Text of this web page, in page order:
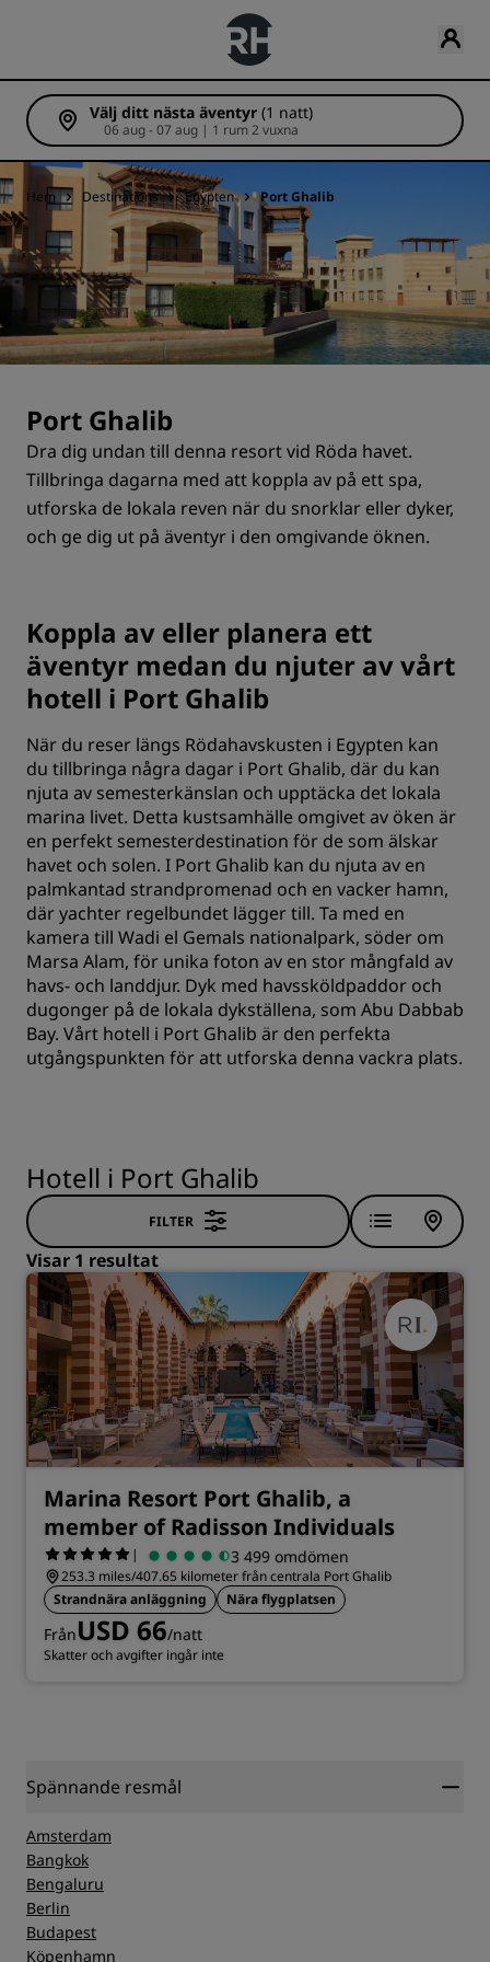
Välj ditt nästa äventyr (1 natt)
06 aug - 07 aug | 1 rum 2 vuxna
Hem Destinations Egypten Port Ghalib
Port Ghalib
Dra dig undan till denna resort vid Röda havet.
Tillbringa dagarna med att koppla av på ett spa,
utforska de lokala reven när du snorklar eller dyker,
och ge dig ut på äventyr i den omgivande öknen.
Koppla av eller planera ett
äventyr medan du njuter av vårt
hotell i Port Ghalib
När du reser längs Rödahavskusten i Egypten kan
du tillbringa några dagar i Port Ghalib, där du kan
njuta av semesterkänslan och upptäcka det lokala
marina livet. Detta kustsamhälle omgivet av öken är
en perfekt semesterdestination för de som älskar
havet och solen. I Port Ghalib kan du njuta av en
palmkantad strandpromenad och en vacker hamn,
där yachter regelbundet lägger till. Ta med en
kamera till Wadi el Gemals nationalpark, söder om
Marsa Alam, för unika foton av en stor mångfald av
havs- och landdjur. Dyk med havssköldpaddor och
dugonger på de lokala dykställena, som Abu Dabbab
Bay. Vårt hotell i Port Ghalib är den perfekta
utgångspunkten för att utforska denna vackra plats.
Hotell i Port Ghalib
FILTER
Visar 1 resultat
Marina Resort Port Ghalib, a
member of Radisson Individuals
| 3 499 omdömen
253.3 miles/407.65 kilometer från centrala Port Ghalib
Strandnära anläggning
Nära flygplatsen
FrånUSD 66/natt
Skatter och avgifter ingår inte
Spännande resmål
Amsterdam
Bangkok
Bengaluru
Berlin
Budapest
Köpenhamn